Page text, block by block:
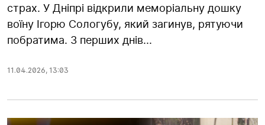
страх. У Дніпрі відкрили меморіальну дошку
воїну Ігорю Сологубу, який загинув, рятуючи
побратима. З перших днів...
11.04.2026, 13:03